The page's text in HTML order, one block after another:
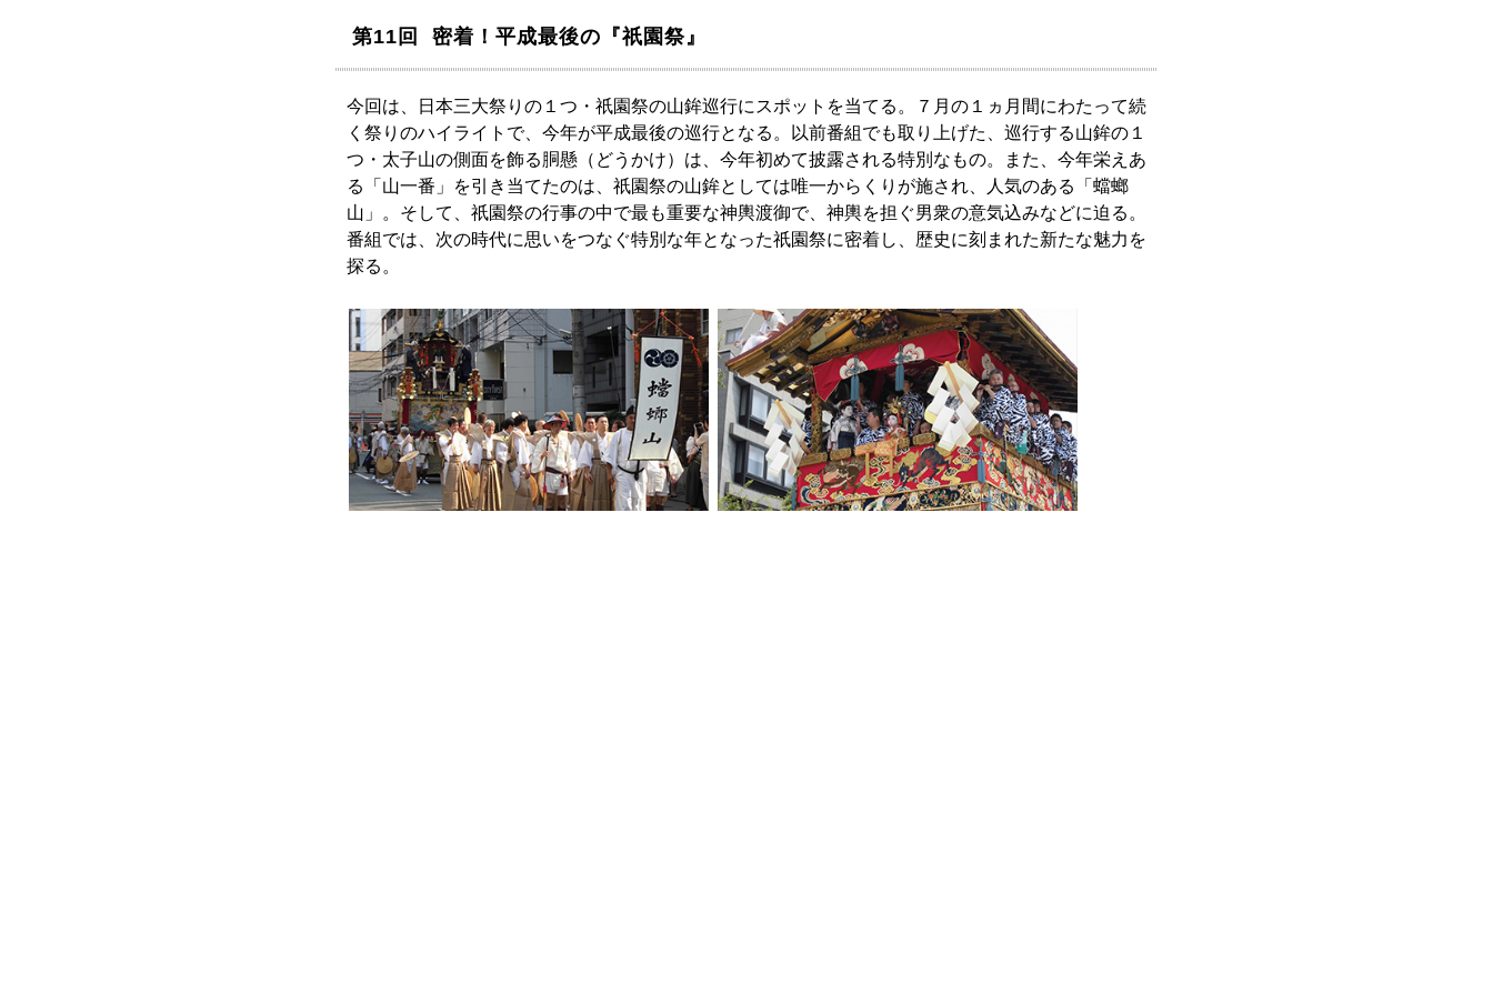
第11回 密着！平成最後の『祇園祭』
今回は、日本三大祭りの１つ・祇園祭の山鉾巡行にスポットを当てる。７月の１ヵ月間にわたって続
く祭りのハイライトで、今年が平成最後の巡行となる。以前番組でも取り上げた、巡行する山鉾の１
つ・太子山の側面を飾る胴懸（どうかけ）は、今年初めて披露される特別なもの。また、今年栄えあ
る「山一番」を引き当てたのは、祇園祭の山鉾としては唯一からくりが施され、人気のある「蟷螂
山」。そして、祇園祭の行事の中で最も重要な神輿渡御で、神輿を担ぐ男衆の意気込みなどに迫る。
番組では、次の時代に思いをつなぐ特別な年となった祇園祭に密着し、歴史に刻まれた新たな魅力を
探る。